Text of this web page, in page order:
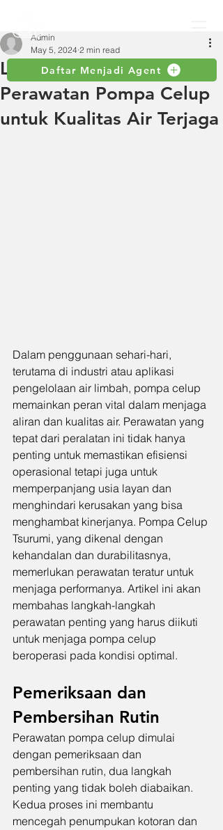
Daftar Menjadi Agent
Langkah-Langkah
Perawatan Pompa Celup
untuk Kualitas Air Terjaga
Admin
May 5, 2024 2 min read
Dalam penggunaan sehari-hari,
terutama di industri atau aplikasi
pengelolaan air limbah, pompa celup
memainkan peran vital dalam menjaga
aliran dan kualitas air. Perawatan yang
tepat dari peralatan ini tidak hanya
penting untuk memastikan efisiensi
operasional tetapi juga untuk
memperpanjang usia layan dan
menghindari kerusakan yang bisa
menghambat kinerjanya. Pompa Celup
Tsurumi, yang dikenal dengan
kehandalan dan durabilitasnya,
memerlukan perawatan teratur untuk
menjaga performanya. Artikel ini akan
membahas langkah-langkah
perawatan penting yang harus diikuti
untuk menjaga pompa celup
beroperasi pada kondisi optimal.
Pemeriksaan dan
Pembersihan Rutin
Perawatan pompa celup dimulai
dengan pemeriksaan dan
pembersihan rutin, dua langkah
penting yang tidak boleh diabaikan.
Kedua proses ini membantu
mencegah penumpukan kotoran dan